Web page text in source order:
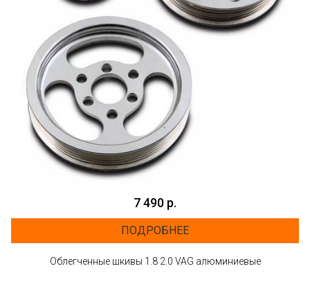
7 490 р.
ПОДРОБНЕЕ
Облегченные шкивы 1.8 2.0 VAG алюминиевые